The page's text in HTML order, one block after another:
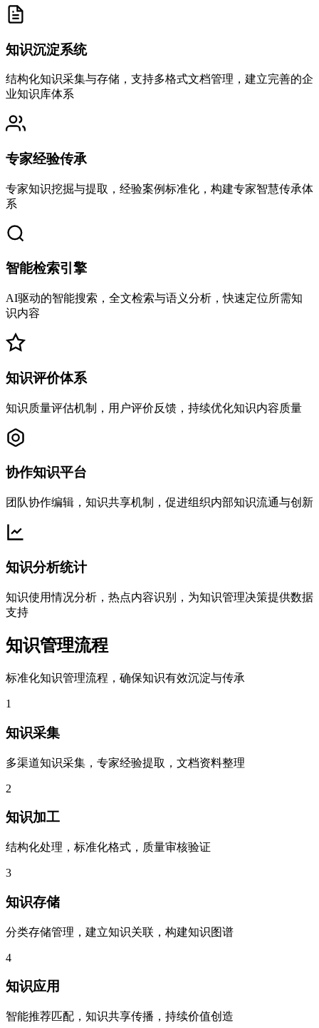
知识沉淀系统
结构化知识采集与存储，支持多格式文档管理，建立完善的企
业知识库体系
专家经验传承
专家知识挖掘与提取，经验案例标准化，构建专家智慧传承体
系
智能检索引擎
AI驱动的智能搜索，全文检索与语义分析，快速定位所需知
识内容
知识评价体系
知识质量评估机制，用户评价反馈，持续优化知识内容质量
协作知识平台
团队协作编辑，知识共享机制，促进组织内部知识流通与创新
知识分析统计
知识使用情况分析，热点内容识别，为知识管理决策提供数据
支持
知识管理流程
标准化知识管理流程，确保知识有效沉淀与传承
1
知识采集
多渠道知识采集，专家经验提取，文档资料整理
2
知识加工
结构化处理，标准化格式，质量审核验证
3
知识存储
分类存储管理，建立知识关联，构建知识图谱
4
知识应用
智能推荐匹配，知识共享传播，持续价值创造